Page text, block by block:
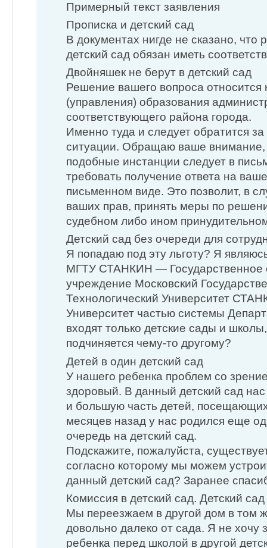
Примерный текст заявления
Прописка и детский сад
В документах нигде не сказано, что
детский сад обязан иметь
Двойняшек не берут в детский сад
Решение вашего вопроса относится
(управления) образования
соответствующего района города.
Именно туда и следует обратится
ситуации. Обращаю ваше внимание,
подобные инстанции следует в
требовать получение ответа на
письменном виде. Это позволит, в
ваших прав, принять меры по
судебном либо ином
Детский сад без очереди для
Я попадаю под эту льготу? Я
МГТУ СТАНКИН — Государственное
учреждение Московский
Технологический Университет
Университет частью системы
входят только детские сады и
подчиняется чему-то другому?
Детей в один детский сад
У нашего ребенка проблем со
здоровый. В данный детский сад нас
и большую часть детей,
месяцев назад у нас родился еще
очередь на детский сад.
Подскажите, пожалуйста,
согласно которому мы можем
данный детский сад? Заранее
Комиссия в детский сад. Детский
Мы переезжаем в другой дом в том
довольно далеко от сада. Я не хочу
ребенка перед школой в другой